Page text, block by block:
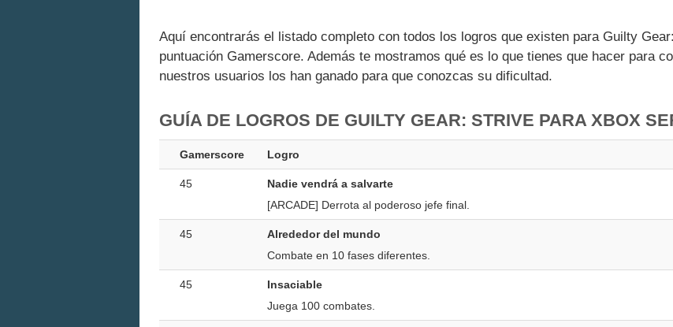
Aquí encontrarás el listado completo con todos los logros que existen para Guilty
puntuación Gamerscore. Además te mostramos qué es lo que tienes que hacer para
nuestros usuarios los han ganado para que conozcas su dificultad.
GUÍA DE LOGROS DE GUILTY GEAR: STRIVE PARA XBOX
Gamerscore Logro
45
Nadie vendrá a salvarte
[ARCADE] Derrota al poderoso jefe final.
45
Alrededor del mundo
Combate en 10 fases diferentes.
45
Insaciable
Juega 100 combates.